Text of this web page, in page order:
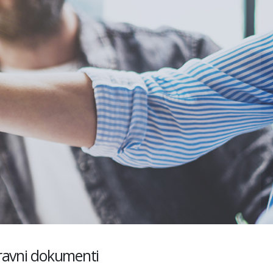
dokumenti